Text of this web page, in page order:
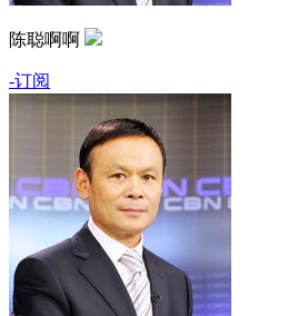
陈聪啊啊
-订阅